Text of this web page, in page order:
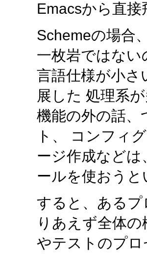
Emacsから直
Schemeの場合
一枚岩ではな
言語仕様が小さ
展した 処理系
機能の外の話
ト、 コンフィ
ージ作成などは
ールを使おう
すると、ある
りあえず全体
やテストのプ